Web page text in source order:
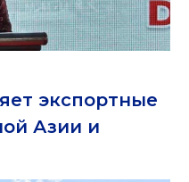
экспортные
Азии и